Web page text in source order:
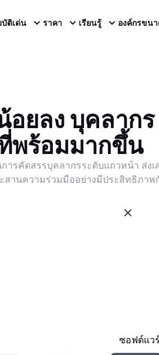
ติเด่น ราคา เรียนรู้ องค์กรขน
อยลง บุคลากร
พร้อมมากขึ้น
รคัดสรรบุคลากรระดับแถวหน้า ส่งเ
านความร่วมมืออย่างมีประสิทธิภาพ
ซอฟต์แว